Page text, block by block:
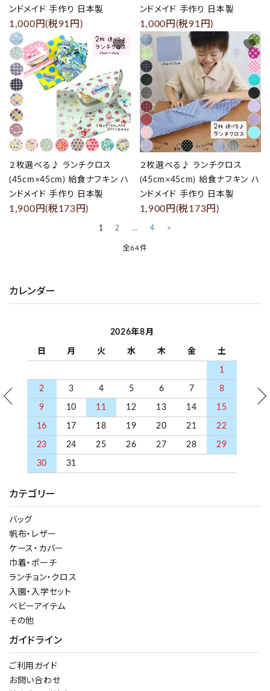
ンドメイド 手作り 日本製
1,000円(税91円)
ンドメイド 手作り 日本製
1,000円(税91円)
２枚選べる♪ ランチクロス
(45cm×45cm) 給食ナフキン ハ
ンドメイド 手作り 日本製
1,900円(税173円)
favorite
２枚選べる♪ ランチクロス
(45cm×45cm) 給食ナフキン ハ
ンドメイド 手作り 日本製
1,900円(税173円)
favorite
1 2 … 4 >
全64件
カテゴリー
検索する
カテゴリー
バッグ
帆布・レザー
ケース・カバー
巾着・ポーチ
ランチョン・クロス
入園・入学セット
ベビーアイテム
その他
ガイドライン
ご利用ガイド
お問い合わせ
カレンダー
2026年8月
日 月 火 水 木 金 土
1
2 3 4 5 6 7 8
9 10 11 12 13 14 15
16 17 18 19 20 21 22
23 24 25 26 27 28 29
30 31